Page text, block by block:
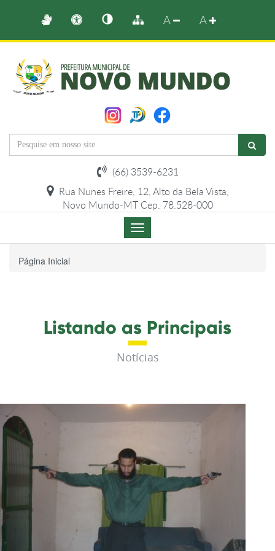
A A
(66) 3539-6231
Rua Nunes Freire, 12, Alto da Bela Vista,
Novo Mundo-MT Cep. 78.528-000
Menu
de
Página Inicial
Listando as Principais
Notícias